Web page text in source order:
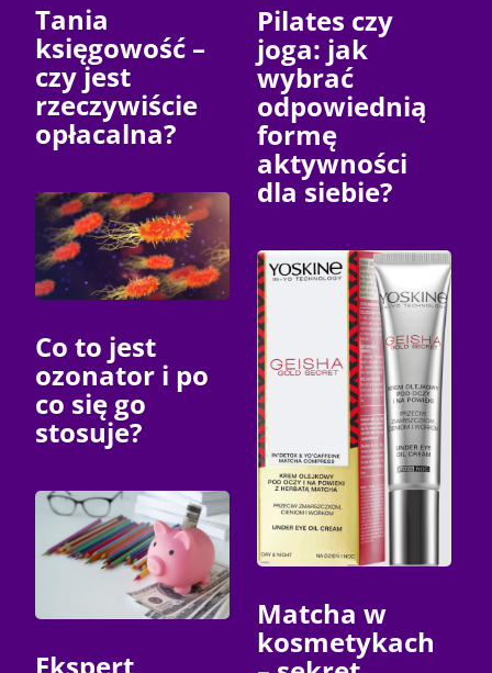
Tania
księgowość –
czy jest
rzeczywiście
opłacalna?
Co to jest
ozonator i po
co się go
stosuje?
Pilates czy
joga: jak
wybrać
odpowiednią
formę
aktywności
dla siebie?
Matcha w
kosmetykach